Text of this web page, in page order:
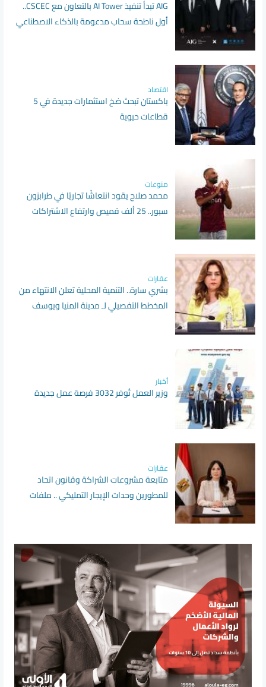
AIG تبدأ تنفيذ AI Tower بالتعاون مع CSCEC..
أول ناطحة سحاب مدعومة بالذكاء الاصطناعي
اقتصاد
باكستان تبحث ضخ استثمارات جديدة في 5
قطاعات حيوية
منوعات
محمد صلاح يقود انتعاشًا تجاريًا في طرابزون
سبور.. 25 ألف قميص وارتفاع الاشتراكات
عقارات
بشري سارة.. التنمية المحلية تعلن الانتهاء من
المخطط التفصيلي لـ مدينة المنيا ويوسف
أخبار
وزير العمل تُوفر 3032 فرصة عمل جديدة
عقارات
متابعة مشروعات الشراكة وقانون اتحاد
للمطورين وحدات الإيجار التمليكي .. ملفات